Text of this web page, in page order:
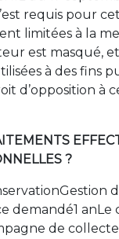
requis pour
limitées à la
est
à des fins
d’opposition à
?
de